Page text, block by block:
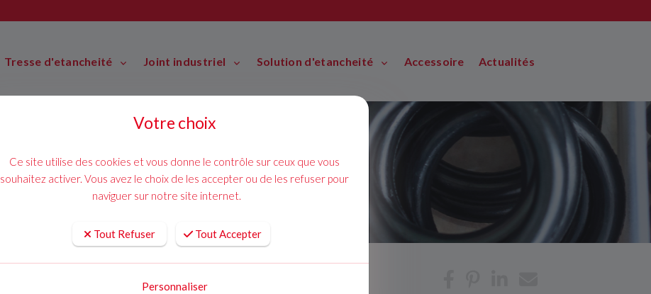
Tresse d'etancheité Joint industriel Solution d'etancheité Accessoire Actualités
Votre choix
Ce site utilise des cookies et vous donne le contrôle sur ceux que vous
souhaitez activer. Vous avez le choix de les accepter ou de les refuser pour
naviguer sur notre site internet.
Tout Refuser Tout Accepter
Personnaliser